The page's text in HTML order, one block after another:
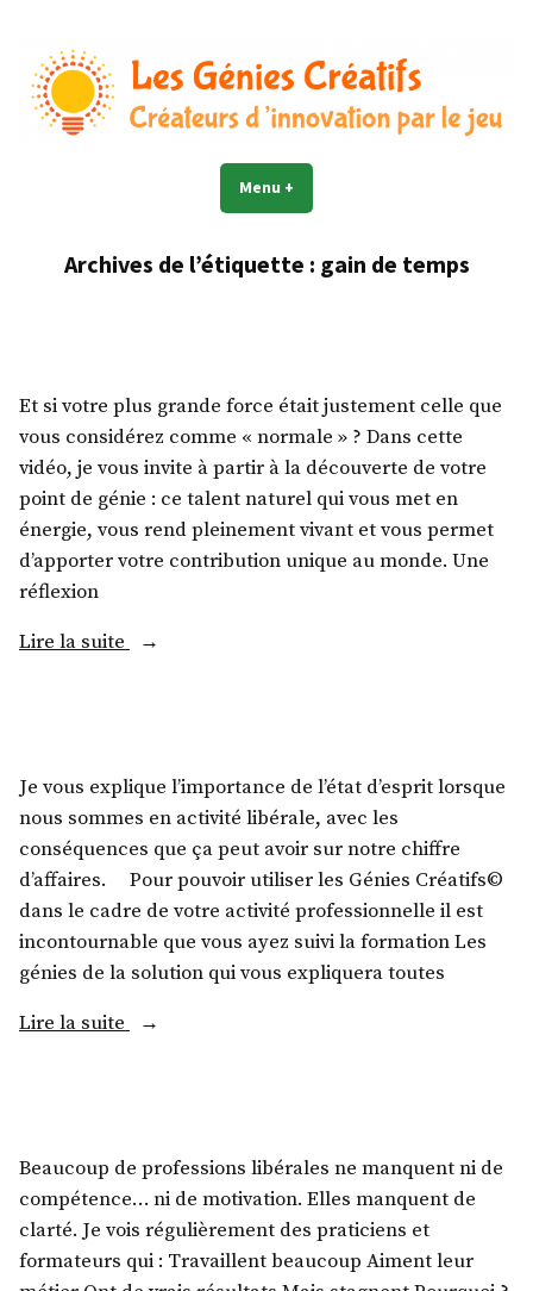
contenu
Les Génies Créatifs©
Créateur d'innovation par le jeu
Menu +
Archives de l’étiquette : gain de temps
Et si votre plus grande force était justement celle que
vous considérez comme « normale » ? Dans cette
vidéo, je vous invite à partir à la découverte de votre
point de génie : ce talent naturel qui vous met en
énergie, vous rend pleinement vivant et vous permet
d’apporter votre contribution unique au monde. Une
réflexion
Lire la suite
Je vous explique l’importance de l’état d’esprit lorsque
nous sommes en activité libérale, avec les
conséquences que ça peut avoir sur notre chiffre
d’affaires. Pour pouvoir utiliser les Génies Créatifs©
dans le cadre de votre activité professionnelle il est
incontournable que vous ayez suivi la formation Les
génies de la solution qui vous expliquera toutes
Lire la suite
Beaucoup de professions libérales ne manquent ni de
compétence… ni de motivation. Elles manquent de
clarté. Je vois régulièrement des praticiens et
formateurs qui : Travaillent beaucoup Aiment leur